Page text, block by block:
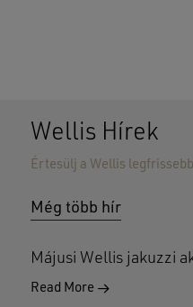
Wellis Hírek
Értesülj a Wellis
Még több hír
Májusi Wellis jakuzzi
Read More